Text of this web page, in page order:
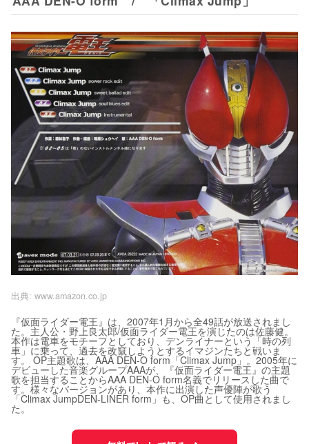
出典: www.amazon.co.jp
『仮面ライダー電王』は、2007年1月から全49話が放送されまし
た。主人公・野上良太郎/仮面ライダー電王を演じたのは佐藤健。
本作は電車をモチーフとしており、デンライナーという「時の列
車」に乗って、過去を改竄しようとするイマジンたちと戦いま
す。 OP主題歌は、AAA DEN-O form「Climax Jump」。2005年に
デビューした音楽グループAAAが、『仮面ライダー電王』の主題
歌を担当することからAAA DEN-O form名義でリリースした曲で
す。様々なバージョンがあり、本作に出演した声優陣が歌う
「Climax JumpDEN-LINER form」も、OP曲として使用されまし
た。